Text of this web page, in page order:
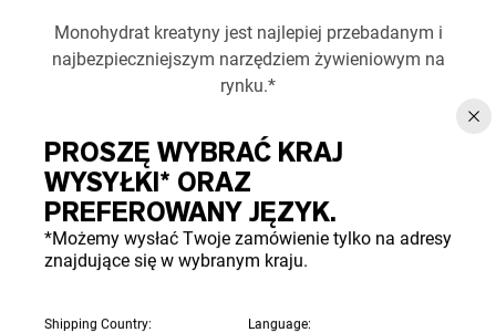
Monohydrat kreatyny jest najlepiej przebadanym i
najbezpieczniejszym narzędziem żywieniowym na
rynku.*
Zawartość
NSF
100% Czysty
ani sztucznych składników
PROSZĘ WYBRAĆ KRAJ
WYSYŁKI* ORAZ
PREFEROWANY JĘZYK.
*Możemy wysłać Twoje zamówienie tylko na adresy
znajdujące się w wybranym kraju.
Shipping Country: Language: